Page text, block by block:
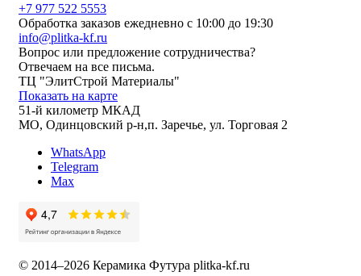
+7 977 522 5553
Обработка заказов ежедневно с 10:00 до 19:30
info@plitka-kf.ru
Вопрос или предложение сотрудничества?
Отвечаем на все письма.
ТЦ "ЭлитСтрой Материалы"
Показать на карте
51-й километр МКАД
МО, Одинцовский р-н,п. Заречье, ул. Торговая 2
WhatsApp
Telegram
Max
© 2014–2026 Керамика Футура plitka-kf.ru